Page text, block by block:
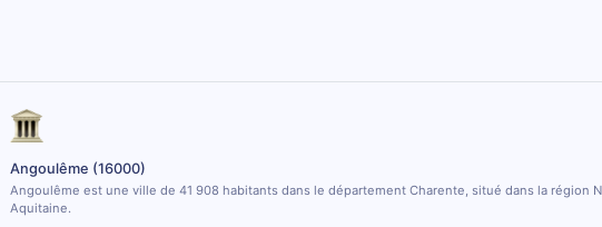
Angoulême (16000)
Angoulême est une ville de 41 908 habitants dans le département Charente, situé dans la région
Aquitaine.